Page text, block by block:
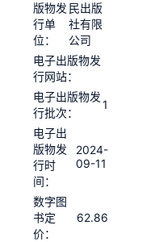
版物发
行单
位：
民出版
社有限
公司
电子出版物发
行网站：
电子出版物发
行批次：
1
电子出
版物发
行时
间：
2024-
09-11
数字图
书定
价：
62.86